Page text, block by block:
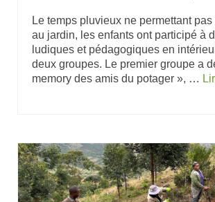
Le temps pluvieux ne permettant
au jardin, les enfants ont participé à
ludiques et pédagogiques en
deux groupes. Le premier groupe a
memory des amis du potager », …